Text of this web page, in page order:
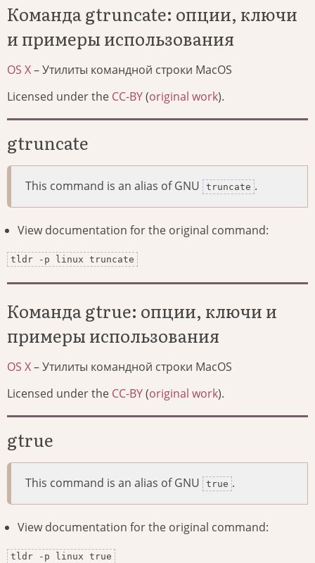
Команда gtruncate: опции, ключи
и примеры использования
OS X– Утилиты командной строки MacOS
Licensed under the CC-BY(original work).
gtruncate
This command is an alias of GNU truncate .
View documentation for the original command:
tldr -p linux truncate
Команда gtrue: опции, ключи и
примеры использования
OS X– Утилиты командной строки MacOS
Licensed under the CC-BY(original work).
gtrue
This command is an alias of GNU true .
View documentation for the original command:
tldr -p linux true